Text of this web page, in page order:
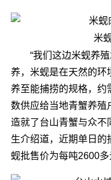
米
“我们这边米蚬养殖
养，米蚬是在天然的环
养至能捕捞的规格，约
数供应给当地青蟹养殖
造就了台山青蟹与众不
生介绍道，近期单日的
蚬批售价为每吨2600多